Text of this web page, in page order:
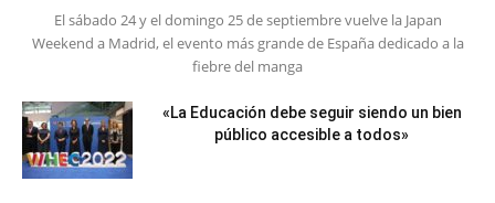
El sábado 24 y el domingo 25 de septiembre vuelve la Japan
Weekend a Madrid, el evento más grande de España dedicado a la
fiebre del manga
«La Educación debe seguir siendo un bien
público accesible a todos»